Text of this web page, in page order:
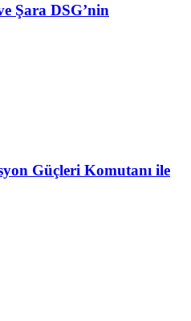
Şara DSG’nin
Güçleri Komutanı ile